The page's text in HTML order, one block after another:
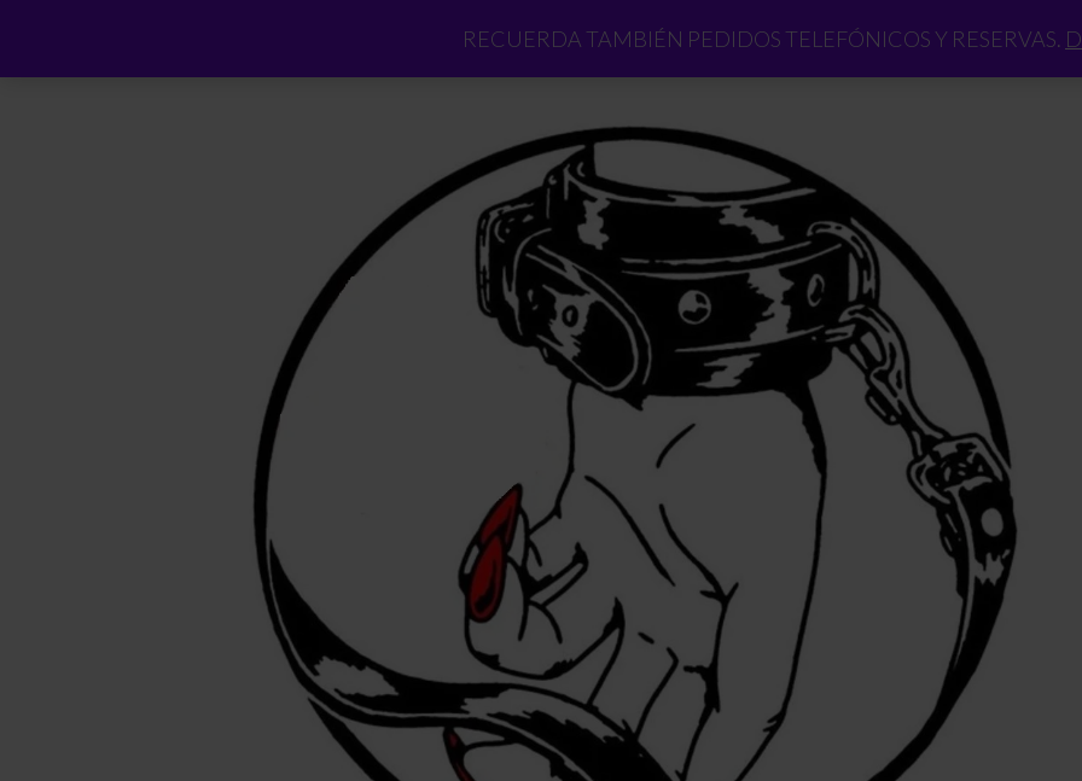
RECUERDA TAMBIÉN PEDIDOS TELEFÓNICOS Y RESERVAS.